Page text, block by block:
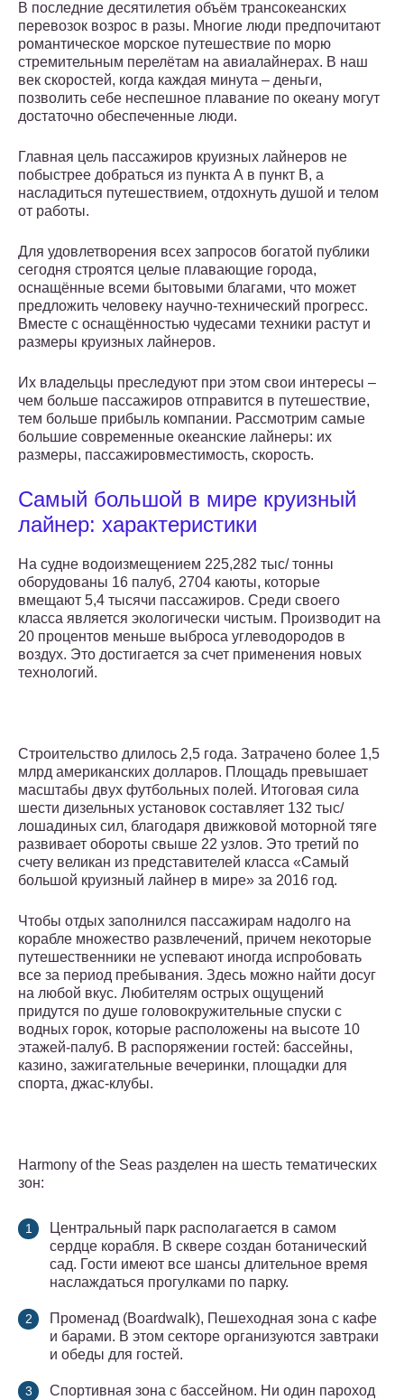
В последние десятилетия объём трансокеанских
перевозок возрос в разы. Многие люди предпочитают
романтическое морское путешествие по морю
стремительным перелётам на авиалайнерах. В наш
век скоростей, когда каждая минута – деньги,
позволить себе неспешное плавание по океану могут
достаточно обеспеченные люди.
Главная цель пассажиров круизных лайнеров не
побыстрее добраться из пункта А в пункт В, а
насладиться путешествием, отдохнуть душой и телом
от работы.
Для удовлетворения всех запросов богатой публики
сегодня строятся целые плавающие города,
оснащённые всеми бытовыми благами, что может
предложить человеку научно-технический прогресс.
Вместе с оснащённостью чудесами техники растут и
размеры круизных лайнеров.
Их владельцы преследуют при этом свои интересы –
чем больше пассажиров отправится в путешествие,
тем больше прибыль компании. Рассмотрим самые
большие современные океанские лайнеры: их
размеры, пассажировместимость, скорость.
Самый большой в мире круизный
лайнер: характеристики
На судне водоизмещением 225,282 тыс/ тонны
оборудованы 16 палуб, 2704 каюты, которые
вмещают 5,4 тысячи пассажиров. Среди своего
класса является экологически чистым. Производит на
20 процентов меньше выброса углеводородов в
воздух. Это достигается за счет применения новых
технологий.
Строительство длилось 2,5 года. Затрачено более 1,5
млрд американских долларов. Площадь превышает
масштабы двух футбольных полей. Итоговая сила
шести дизельных установок составляет 132 тыс/
лошадиных сил, благодаря движковой моторной тяге
развивает обороты свыше 22 узлов. Это третий по
счету великан из представителей класса «Самый
большой круизный лайнер в мире» за 2016 год.
Чтобы отдых заполнился пассажирам надолго на
корабле множество развлечений, причем некоторые
путешественники не успевают иногда испробовать
все за период пребывания. Здесь можно найти досуг
на любой вкус. Любителям острых ощущений
придутся по душе головокружительные спуски с
водных горок, которые расположены на высоте 10
этажей-палуб. В распоряжении гостей: бассейны,
казино, зажигательные вечеринки, площадки для
спорта, джас-клубы.
Harmony of the Seas разделен на шесть тематических
зон:
Центральный парк располагается в самом
сердце корабля. В сквере создан ботанический
сад. Гости имеют все шансы длительное время
наслаждаться прогулками по парку.
Променад (Boardwalk), Пешеходная зона с кафе
и барами. В этом секторе организуются завтраки
и обеды для гостей.
Спортивная зона с бассейном. Ни один пароход